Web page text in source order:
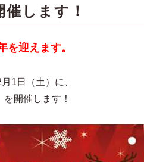
します！
を迎えます。
1日（土）に、
を開催します！